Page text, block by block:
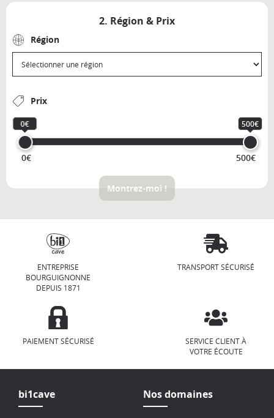
2. Région & Prix
Région
Prix
0€ 500€
0€ 500€
Montrez-moi !
ENTREPRISE
BOURGUIGNONNE
DEPUIS 1871
TRANSPORT SÉCURISÉ
PAIEMENT SÉCURISÉ
SERVICE CLIENT À
VOTRE ÉCOUTE
bi1cave Nos domaines